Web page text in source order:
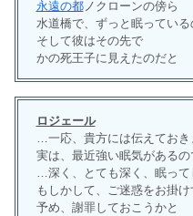
永遠の都ノクローンの傍ら
水道橋で、ずっと眠っている
そして彼はその先で
かの死王子に見えたのだと
ロジェール
…一応、貴方には伝えてお
実は、最近強い眠気があるの
…深く、とても深く、眠っ
もしかして、ご迷惑をお掛
予め、謝罪しておこうかと